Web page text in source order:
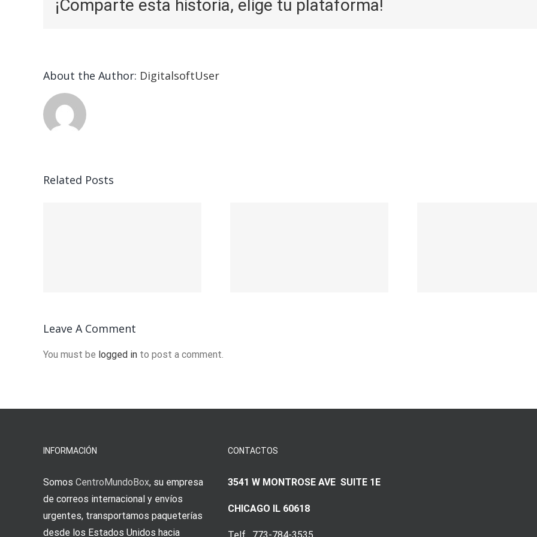
¡Comparte esta historia, elige tu plataforma!
About the Author: DigitalsoftUser
Related Posts
Leave A Comment
You must be logged in to post a comment.
INFORMACIÓN
Somos CentroMundoBox, su empresa
de correos internacional y envíos
urgentes, transportamos paqueterías
desde los Estados Unidos hacia
CONTACTOS
3541 W MONTROSE AVE SUITE 1E
CHICAGO IL 60618